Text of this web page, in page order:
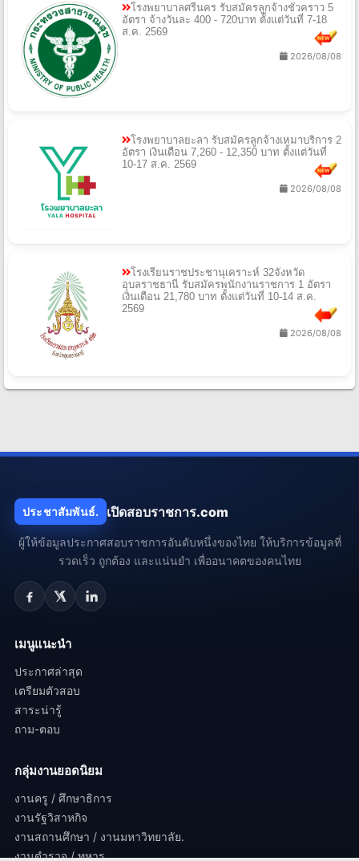
โรงพยาบาลศรีนคร รับสมัครลูกจ้างชั่วคราว 5
อัตรา จ้างวันละ 400 - 720บาท ตั้งแต่วันที่ 7-18
ส.ค. 2569
2026/08/08
โรงพยาบาลยะลา รับสมัครลูกจ้างเหมาบริการ 2
อัตรา เงินเดือน 7,260 - 12,350 บาท ตั้งแต่วันที่
10-17 ส.ค. 2569
2026/08/08
โรงเรียนราชประชานุเคราะห์ 32จังหวัด
อุบลราชธานี รับสมัครพนักงานราชการ 1 อัตรา
เงินเดือน 21,780 บาท ตั้งแต่วันที่ 10-14 ส.ค.
2569
2026/08/08
ประชาสัมพันธ์. เปิดสอบราชการ.com
ผู้ให้ข้อมูลประกาศสอบราชการอันดับหนึ่งของไทย ให้บริการข้อมูลที่
รวดเร็ว ถูกต้อง และแน่นยำ เพื่ออนาคตของคนไทย
เมนูแนะนำ
ประกาศล่าสุด
เตรียมตัวสอบ
สาระน่ารู้
ถาม-ตอบ
กลุ่มงานยอดนิยม
งานครู / ศึกษาธิการ
งานรัฐวิสาหกิจ
งานสถานศึกษา / งานมหาวิทยาลัย.
งานตำรวจ / ทหาร